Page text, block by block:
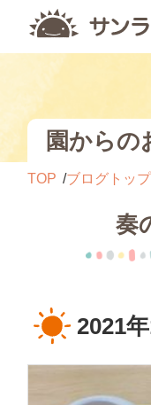
園からの
TOP ブログトップ
奏
2021